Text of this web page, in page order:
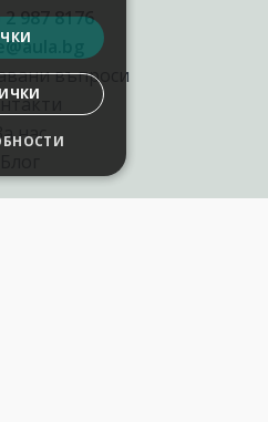
987 8176
въпроси
нас